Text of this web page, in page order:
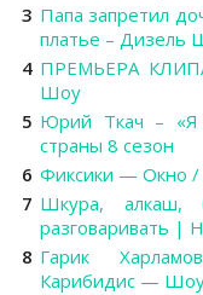
Папа запретил
платье –
ПРЕМЬЕРА
Шоу
Юрий Ткач – «Я
страны 8 сезон
Фиксики — Окно /
Шкура, алкаш,
разговаривать |
Гарик
Карибидиc —